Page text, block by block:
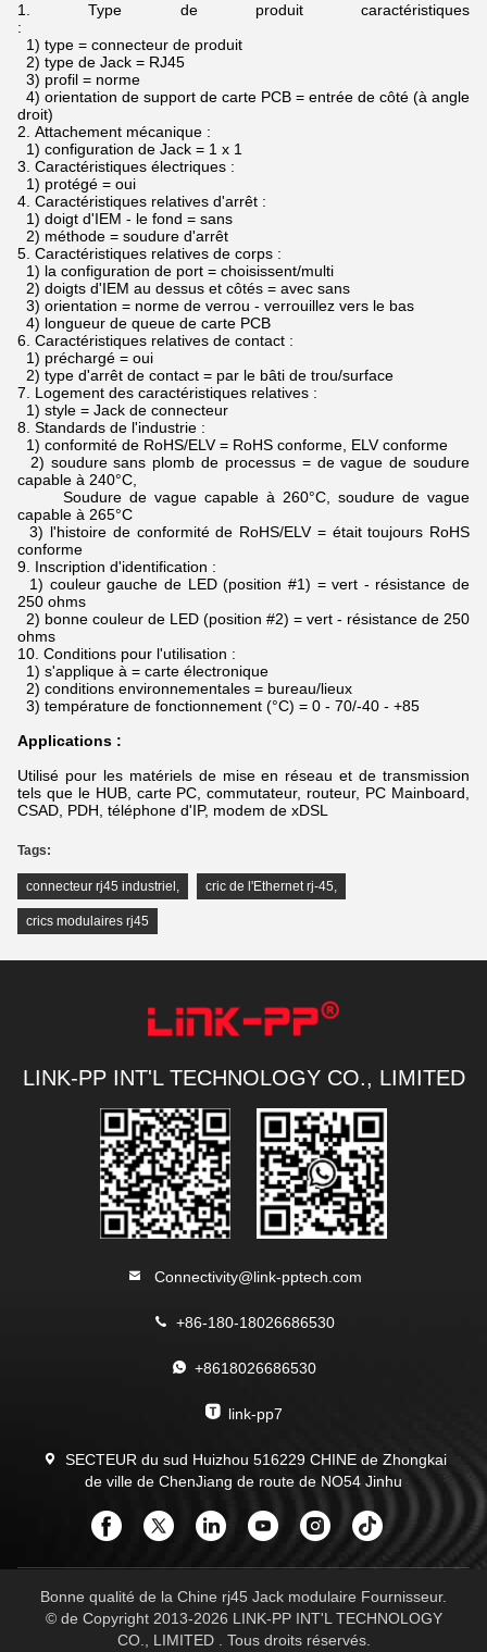
1.Type de produit caractéristiques
:
1) type = connecteur de produit
2) type de Jack = RJ45
3) profil = norme
4) orientation de support de carte PCB = entrée de côté (à angle
droit)
2. Attachement mécanique :
1) configuration de Jack = 1 x 1
3. Caractéristiques électriques :
1) protégé = oui
4. Caractéristiques relatives d'arrêt :
1) doigt d'IEM - le fond = sans
2) méthode = soudure d'arrêt
5. Caractéristiques relatives de corps :
1) la configuration de port = choisissent/multi
2) doigts d'IEM au dessus et côtés = avec sans
3) orientation = norme de verrou - verrouillez vers le bas
4) longueur de queue de carte PCB
6. Caractéristiques relatives de contact :
1) préchargé = oui
2) type d'arrêt de contact = par le bâti de trou/surface
7. Logement des caractéristiques relatives :
1) style = Jack de connecteur
8. Standards de l'industrie :
1) conformité de RoHS/ELV = RoHS conforme, ELV conforme
2) soudure sans plomb de processus = de vague de soudure
capable à 240°C,
Soudure de vague capable à 260°C, soudure de vague
capable à 265°C
3) l'histoire de conformité de RoHS/ELV = était toujours RoHS
conforme
9. Inscription d'identification :
1) couleur gauche de LED (position #1) = vert - résistance de
250 ohms
2) bonne couleur de LED (position #2) = vert - résistance de 250
ohms
10. Conditions pour l'utilisation :
1) s'applique à = carte électronique
2) conditions environnementales = bureau/lieux
3) température de fonctionnement (°C) = 0 - 70/-40 - +85
Applications :
Utilisé pour les matériels de mise en réseau et de transmission
tels que le HUB, carte PC, commutateur, routeur, PC Mainboard,
CSAD, PDH, téléphone d'IP, modem de xDSL
Tags:
connecteur rj45 industriel , cric de l'Ethernet rj-45,
crics modulaires rj45
LINK-PP INT'L TECHNOLOGY CO., LIMITED
Connectivity@link-pptech.com
+86-180-18026686530
+8618026686530
link-pp7
SECTEUR du sud Huizhou 516229 CHINE de Zhongkai
de ville de ChenJiang de route de NO54 Jinhu
Bonne qualité de la Chine rj45 Jack modulaire Fournisseur.
© de Copyright 2013-2026 LINK-PP INT'L TECHNOLOGY
CO., LIMITED . Tous droits réservés.